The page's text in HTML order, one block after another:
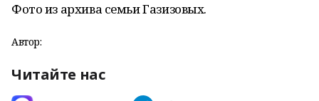
Фото из архива семьи Газизовых.
Автор:
Читайте нас